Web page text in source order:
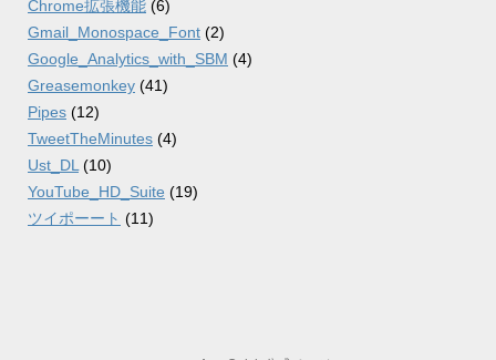
Chrome拡張機能 (6)
Gmail_Monospace_Font (2)
Google_Analytics_with_SBM (4)
Greasemonkey (41)
Pipes (12)
TweetTheMinutes (4)
Ust_DL (10)
YouTube_HD_Suite (19)
ツイポーート (11)